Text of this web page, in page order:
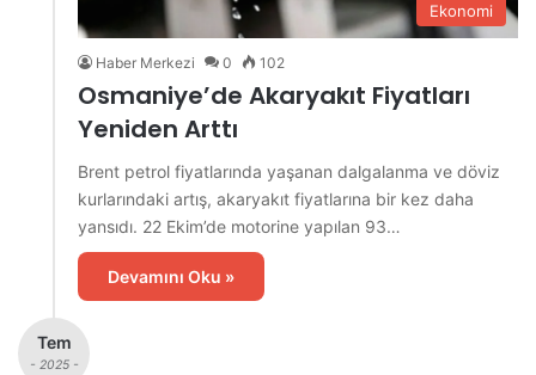
Ekonomi
Haber Merkezi 0 102
Osmaniye’de Akaryakıt Fiyatları
Yeniden Arttı
Brent petrol fiyatlarında yaşanan dalgalanma ve döviz
kurlarındaki artış, akaryakıt fiyatlarına bir kez daha
yansıdı. 22 Ekim’de motorine yapılan 93…
Devamını Oku »
Tem
- 2025 -